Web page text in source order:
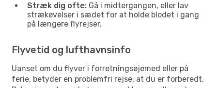
Stræk dig ofte: Gå i midtergangen, eller lav
strækøvelser i sædet for at holde blodet i gang
på længere flyrejser.
Flyvetid og lufthavnsinfo
Uanset om du flyver i forretningsøjemed eller på
ferie, betyder en problemfri rejse, at du er forberedt.